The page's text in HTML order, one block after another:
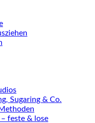
Sugaring & Co.
– feste & lose